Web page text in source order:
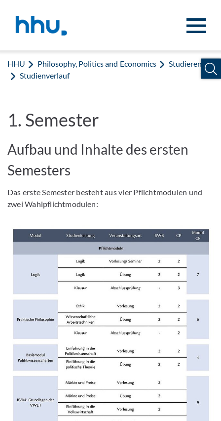
HHU Philosophy, Politics and Economics
Studierende
Studienverlauf
1. Semester
Aufbau und Inhalte des ersten
Semesters
Das erste Semester besteht aus vier Pflichtmodulen und
zwei Wahlpflichtmodulen: